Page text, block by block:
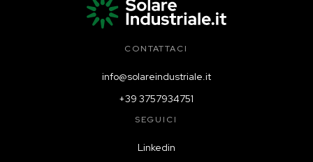
CONTATTACI
info@solareindustriale.it
+39 3757934751
SEGUICI
Linkedin